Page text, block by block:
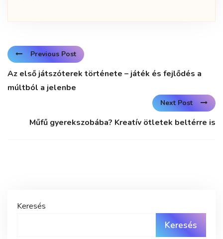
Previous Post
Az első játszóterek története – játék és fejlődés a
múltból a jelenbe
Next Post
Műfű gyerekszobába? Kreatív ötletek beltérre is
Keresés
Keresés